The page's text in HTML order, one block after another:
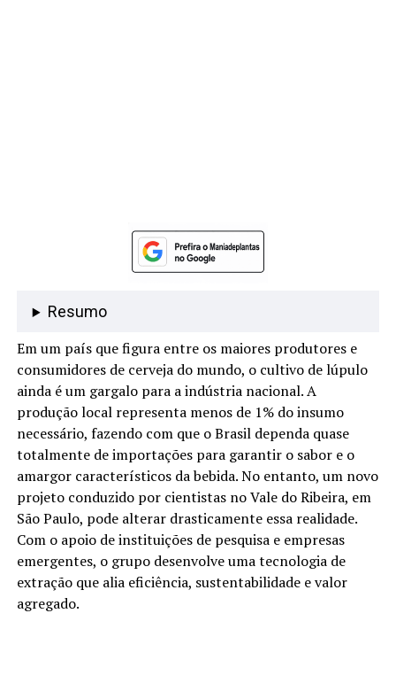
Resumo
Em um país que figura entre os maiores produtores e
consumidores de cerveja do mundo, o cultivo de lúpulo
ainda é um gargalo para a indústria nacional. A
produção local representa menos de 1% do insumo
necessário, fazendo com que o Brasil dependa quase
totalmente de importações para garantir o sabor e o
amargor característicos da bebida. No entanto, um novo
projeto conduzido por cientistas no Vale do Ribeira, em
São Paulo, pode alterar drasticamente essa realidade.
Com o apoio de instituições de pesquisa e empresas
emergentes, o grupo desenvolve uma tecnologia de
extração que alia eficiência, sustentabilidade e valor
agregado.